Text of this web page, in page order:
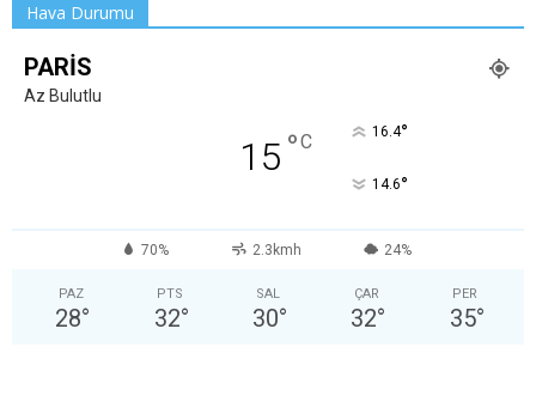
Hava Durumu
PARIS
Az Bulutlu
15 °C 16.4°
14.6°
70% 2.3kmh 24%
PAZ
28°
PTS
32°
SAL
30°
ÇAR
32°
PER
35°